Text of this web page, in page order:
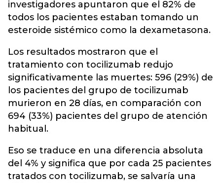
investigadores apuntaron que el 82% de
todos los pacientes estaban tomando un
esteroide sistémico como la dexametasona.
Los resultados mostraron que el
tratamiento con tocilizumab redujo
significativamente las muertes: 596 (29%) de
los pacientes del grupo de tocilizumab
murieron en 28 días, en comparación con
694 (33%) pacientes del grupo de atención
habitual.
Eso se traduce en una diferencia absoluta
del 4% y significa que por cada 25 pacientes
tratados con tocilizumab, se salvaría una